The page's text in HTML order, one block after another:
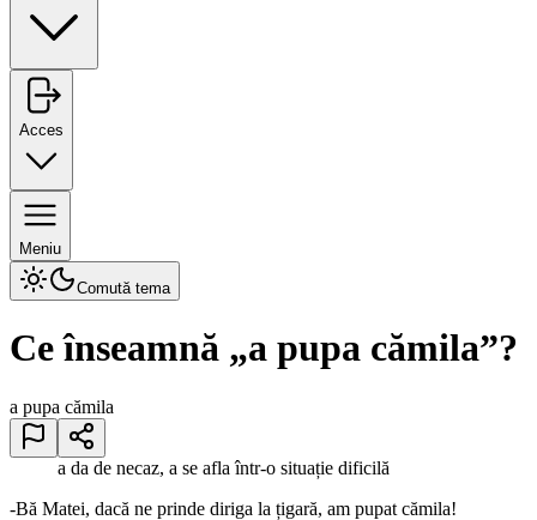
Acces
Meniu
Comută tema
Ce înseamnă „a pupa cămila”?
a pupa cămila
a da de necaz, a se afla într-o situație dificilă
-Bă Matei, dacă ne prinde diriga la țigară, am pupat cămila!